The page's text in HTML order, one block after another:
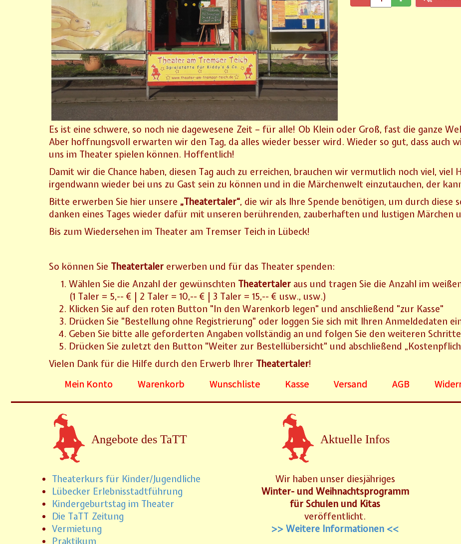
Es ist eine schwere, so noch nie dagewesene Zeit – für alle! Ob Klein oder Groß, fast die ganze
Aber hoffnungsvoll erwarten wir den Tag, da alles wieder besser wird. Wieder so gut, dass auch
uns im Theater spielen können. Hoffentlich!
Damit wir die Chance haben, diesen Tag auch zu erreichen, brauchen wir vermutlich noch viel,
irgendwann wieder bei uns zu Gast sein zu können und in die Märchenwelt einzutauchen, der
Bitte erwerben Sie hier unsere „Theatertaler“, die wir als Ihre Spende benötigen, um durch diese
danken eines Tages wieder dafür mit unseren berührenden, zauberhaften und lustigen Märchen
Bis zum Wiedersehen im Theater am Tremser Teich in Lübeck!
So können Sie Theatertalererwerben und für das Theater spenden:
Wählen Sie die Anzahl der gewünschten Theatertaleraus und tragen Sie die Anzahl im
(1 Taler = 5,-- € | 2 Taler = 10,-- € | 3 Taler = 15,-- € usw., usw.)
Klicken Sie auf den roten Button "In den Warenkorb legen" und anschließend "zur Kasse"
Drücken Sie "Bestellung ohne Registrierung" oder loggen Sie sich mit Ihren Anmeldedaten
Geben Sie bitte alle geforderten Angaben vollständig an und folgen Sie den weiteren
Drücken Sie zuletzt den Button "Weiter zur Bestellübersicht" und abschließend
Vielen Dank für die Hilfe durch den Erwerb Ihrer Theatertaler!
Mein Konto
Warenkorb Wunschliste Kasse Versand AGB
Angebote des TaTT
Theaterkurs für Kinder/Jugendliche
Lübecker Erlebnisstadtführung
Kindergeburtstag im Theater
Die TaTT Zeitung
Vermietung
Praktikum
Aktuelle Infos
Wir haben unser diesjähriges
Winter- und Weihnachtsprogramm
für Schulen und Kitas
veröffentlicht.
>> Weitere Informationen <<